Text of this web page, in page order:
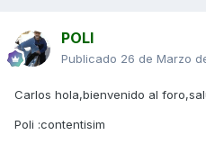
POLI
Publicado 26 de Marzo
Carlos hola,bienvenido al
Poli :contentisim